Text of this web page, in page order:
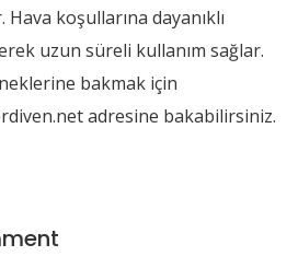
koşullarına dayanıklı
uzun süreli kullanım sağlar.
bakmak için
adresine bakabilirsiniz.